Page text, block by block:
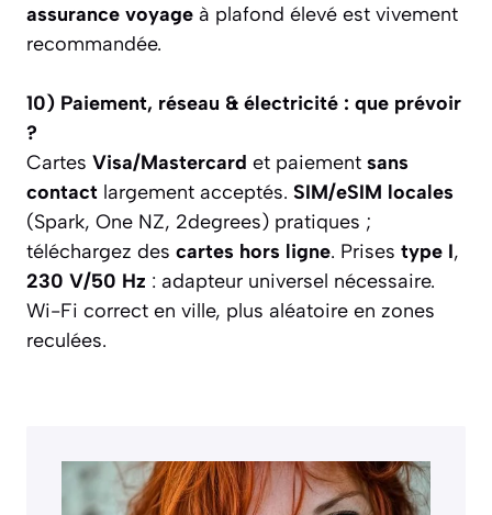
assurance voyage à plafond élevé est vivement
recommandée.
10) Paiement, réseau & électricité : que prévoir
?
Cartes Visa/Mastercard et paiement sans
contact largement acceptés. SIM/eSIM locales
(Spark, One NZ, 2degrees) pratiques ;
téléchargez des cartes hors ligne. Prises type I,
230 V/50 Hz : adapteur universel nécessaire.
Wi-Fi correct en ville, plus aléatoire en zones
reculées.